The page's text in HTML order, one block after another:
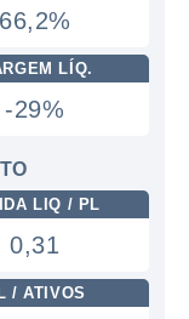
66,2%
LÍQ.
-29%
LIQ / PL
0,31
/ ATIVOS